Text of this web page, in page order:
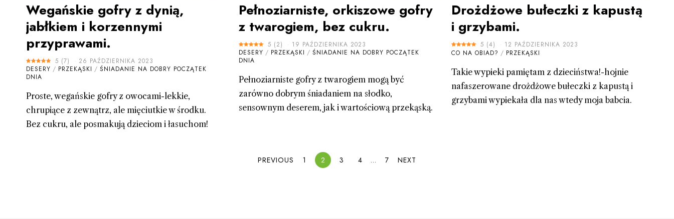
Wegańskie gofry z dynią,
jabłkiem i korzennymi
przyprawami.
5 (7)
26 PAŹDZIERNIKA 2023
DESERY / PRZEKĄSKI / ŚNIADANIE NA DOBRY POCZĄTEK
DNIA
Proste, wegańskie gofry z owocami-lekkie,
chrupiące z zewnątrz, ale mięciutkie w środku.
Bez cukru, ale posmakują dzieciom i łasuchom!
Pełnoziarniste, orkiszowe gofry
z twarogiem, bez cukru.
5 (2)
19 PAŹDZIERNIKA 2023
DESERY / PRZEKĄSKI / ŚNIADANIE NA DOBRY POCZĄTEK
DNIA
Pełnoziarniste gofry z twarogiem mogą być
zarówno dobrym śniadaniem na słodko,
sensownym deserem, jak i wartościową przekąską.
Drożdżowe bułeczki z kapustą
i grzybami.
5 (4)
12 PAŹDZIERNIKA 2023
CO NA OBIAD? / PRZEKĄSKI
Takie wypieki pamiętam z dzieciństwa!-hojnie
nafaszerowane drożdżowe bułeczki z kapustą i
grzybami wypiekała dla nas wtedy moja babcia.
PREVIOUS 1 2 3 4 … 7 NEXT